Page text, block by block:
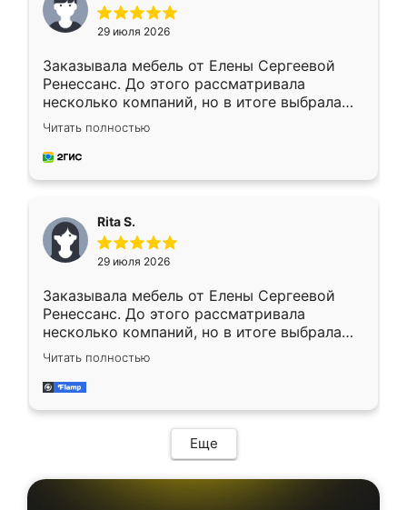
29 июля 2026
Заказывала мебель от Елены Сергеевой
Ренессанс. До этого рассматривала
несколько компаний, но в итоге выбрала
эту. Сначала обговорили условия, потом
приехал замерщик, всё спокойно объяснил
и снял размеры. Изготовили в срок, с
каких-либо доработок. Качеством осталась
довольна, все выглядит так, как и ожидала.
Читать полностью
Rita S.
29 июля 2026
Заказывала мебель от Елены Сергеевой
Ренессанс. До этого рассматривала
несколько компаний, но в итоге выбрала
эту. Сначала обговорили условия, потом
приехал замерщик, всё спокойно объяснил
и снял размеры. Изготовили в срок, с
мебель сразу встала на свое место без
каких-либо доработок. Качеством осталась
довольна, все выглядит так, как и ожидала.
Читать полностью
Еще